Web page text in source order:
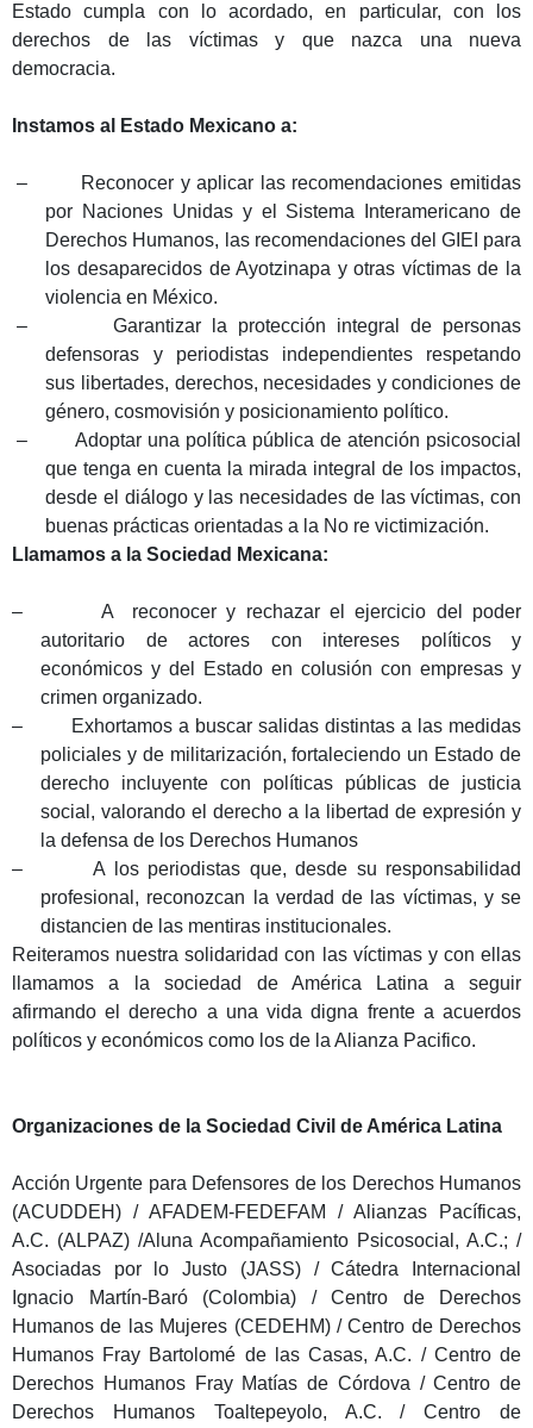
Estado cumpla con lo acordado, en particular, con los
derechos de las víctimas y que nazca una nueva
democracia.
Instamos al Estado Mexicano a:
–
Reconocer y aplicar las recomendaciones emitidas
por Naciones Unidas y el Sistema Interamericano de
Derechos Humanos, las recomendaciones del GIEI para
los desaparecidos de Ayotzinapa y otras víctimas de la
violencia en México.
–
Garantizar la protección integral de personas
defensoras y periodistas independientes respetando
sus libertades, derechos, necesidades y condiciones de
género, cosmovisión y posicionamiento político.
–
Adoptar una política pública de atención psicosocial
que tenga en cuenta la mirada integral de los impactos,
desde el diálogo y las necesidades de las víctimas, con
buenas prácticas orientadas a la No re victimización.
Llamamos a la Sociedad Mexicana:
–
A reconocer y rechazar el ejercicio del poder
autoritario de actores con intereses políticos y
económicos y del Estado en colusión con empresas y
crimen organizado.
–
Exhortamos a buscar salidas distintas a las medidas
policiales y de militarización, fortaleciendo un Estado de
derecho incluyente con políticas públicas de justicia
social, valorando el derecho a la libertad de expresión y
la defensa de los Derechos Humanos
–
A los periodistas que, desde su responsabilidad
profesional, reconozcan la verdad de las víctimas, y se
distancien de las mentiras institucionales.
Reiteramos nuestra solidaridad con las víctimas y con ellas
llamamos a la sociedad de América Latina a seguir
afirmando el derecho a una vida digna frente a acuerdos
políticos y económicos como los de la Alianza Pacifico.
Organizaciones de la Sociedad Civil de América Latina
Acción Urgente para Defensores de los Derechos Humanos
(ACUDDEH) / AFADEM-FEDEFAM / Alianzas Pacíficas,
A.C. (ALPAZ) /Aluna Acompañamiento Psicosocial, A.C.; /
Asociadas por lo Justo (JASS) / Cátedra Internacional
Ignacio Martín-Baró (Colombia) / Centro de Derechos
Humanos de las Mujeres (CEDEHM) / Centro de Derechos
Humanos Fray Bartolomé de las Casas, A.C. / Centro de
Derechos Humanos Fray Matías de Córdova / Centro de
Derechos Humanos Toaltepeyolo, A.C. / Centro de